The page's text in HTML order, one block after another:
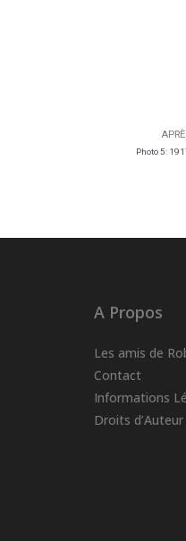
Photo 5:
A Propos
Les amis de
Contact
Informations
Droits d’Auteur